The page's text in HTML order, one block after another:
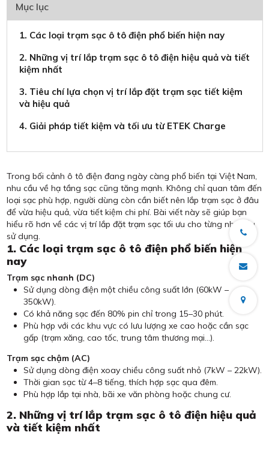
Mục lục
1. Các loại trạm sạc ô tô điện phổ biến hiện nay
2. Những vị trí lắp trạm sạc ô tô điện hiệu quả và tiết
kiệm nhất
3. Tiêu chí lựa chọn vị trí lắp đặt trạm sạc tiết kiệm
và hiệu quả
4. Giải pháp tiết kiệm và tối ưu từ ETEK Charge
Trong bối cảnh ô tô điện đang ngày càng phổ biến tại Việt Nam,
nhu cầu về hạ tầng sạc cũng tăng mạnh. Không chỉ quan tâm đến
loại sạc phù hợp, người dùng còn cần biết nên lắp trạm sạc ở đâu
để vừa hiệu quả, vừa tiết kiệm chi phí. Bài viết này sẽ giúp bạn
hiểu rõ hơn về các vị trí lắp đặt trạm sạc tối ưu cho từng nhu cầu
sử dụng.
1. Các loại trạm sạc ô tô điện phổ biến hiện
nay
Trạm sạc nhanh (DC)
Sử dụng dòng điện một chiều công suất lớn (60kW –
350kW).
Có khả năng sạc đến 80% pin chỉ trong 15–30 phút.
Phù hợp với các khu vực có lưu lượng xe cao hoặc cần sạc
gấp (trạm xăng, cao tốc, trung tâm thương mại…).
Trạm sạc chậm (AC)
Sử dụng dòng điện xoay chiều công suất nhỏ (7kW – 22kW).
Thời gian sạc từ 4–8 tiếng, thích hợp sạc qua đêm.
Phù hợp lắp tại nhà, bãi xe văn phòng hoặc chung cư.
2. Những vị trí lắp trạm sạc ô tô điện hiệu quả
và tiết kiệm nhất